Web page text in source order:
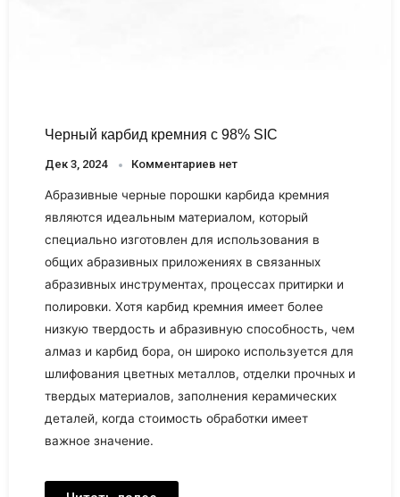
Черный карбид кремния с 98% SIC
Дек 3, 2024 Комментариев нет
Абразивные черные порошки карбида кремния
являются идеальным материалом, который
специально изготовлен для использования в
общих абразивных приложениях в связанных
абразивных инструментах, процессах притирки и
полировки. Хотя карбид кремния имеет более
низкую твердость и абразивную способность, чем
алмаз и карбид бора, он широко используется для
шлифования цветных металлов, отделки прочных и
твердых материалов, заполнения керамических
деталей, когда стоимость обработки имеет
важное значение.